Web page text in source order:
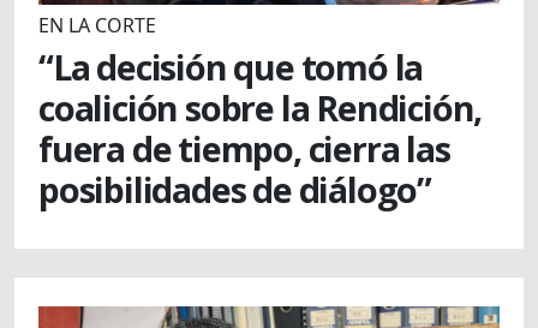
EN LA CORTE
“La decisión que tomó la
coalición sobre la Rendición,
fuera de tiempo, cierra las
posibilidades de diálogo”